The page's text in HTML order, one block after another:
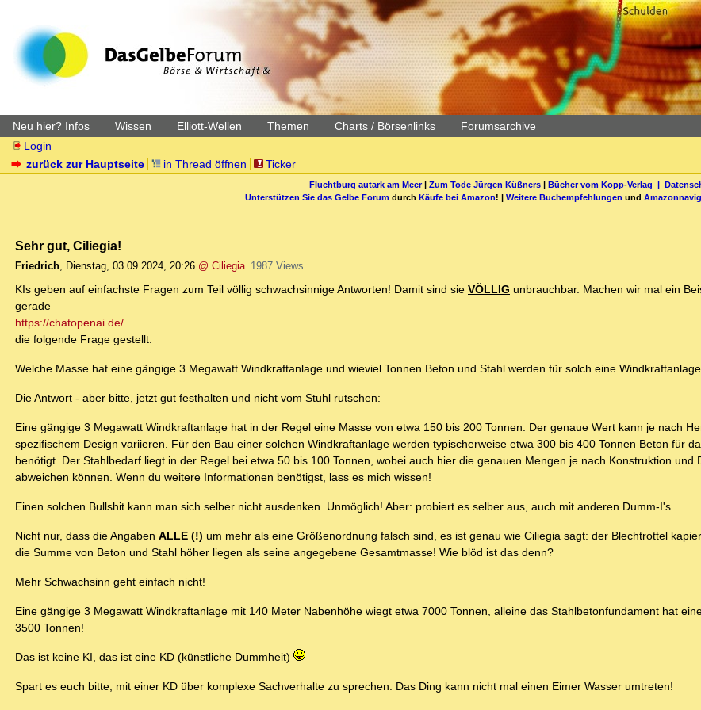
Neu hier? Infos Wissen Elliott-Wellen Themen Charts / Börsenlinks Forumsarchive
Login
zurück zur Hauptseite
in Thread öffnen Ticker
Fluchtburg autark am Meer| Zum Tode Jürgen Küßners| Bücher vom Kopp-Verlag |
Unterstützen Sie das Gelbe Forum durch Käufe bei Amazon! | Weitere Buchempfehlungen und
Sehr gut, Ciliegia!
Friedrich, Dienstag, 03.09.2024, 20:26 @ Ciliegia 1987 Views
KIs geben auf einfachste Fragen zum Teil völlig schwachsinnige Antworten! Damit sind sie VÖLLIG unbrauchbar. Machen wir mal ein
gerade
https://chatopenai.de/
die folgende Frage gestellt:
Welche Masse hat eine gängige 3 Megawatt Windkraftanlage und wieviel Tonnen Beton und Stahl werden für solch eine
Die Antwort - aber bitte, jetzt gut festhalten und nicht vom Stuhl rutschen:
Eine gängige 3 Megawatt Windkraftanlage hat in der Regel eine Masse von etwa 150 bis 200 Tonnen. Der genaue Wert kann je nach
spezifischem Design variieren. Für den Bau einer solchen Windkraftanlage werden typischerweise etwa 300 bis 400 Tonnen Beton für
benötigt. Der Stahlbedarf liegt in der Regel bei etwa 50 bis 100 Tonnen, wobei auch hier die genauen Mengen je nach Konstruktion und
abweichen können. Wenn du weitere Informationen benötigst, lass es mich wissen!
Einen solchen Bullshit kann man sich selber nicht ausdenken. Unmöglich! Aber: probiert es selber aus, auch mit anderen Dumm-I's.
Nicht nur, dass die Angaben ALLE (!) um mehr als eine Größenordnung falsch sind, es ist genau wie Ciliegia sagt: der Blechtrottel
die Summe von Beton und Stahl höher liegen als seine angegebene Gesamtmasse! Wie blöd ist das denn?
Mehr Schwachsinn geht einfach nicht!
Eine gängige 3 Megawatt Windkraftanlage mit 140 Meter Nabenhöhe wiegt etwa 7000 Tonnen, alleine das Stahlbetonfundament hat
3500 Tonnen!
Das ist keine KI, das ist eine KD (künstliche Dummheit)
Spart es euch bitte, mit einer KD über komplexe Sachverhalte zu sprechen. Das Ding kann nicht mal einen Eimer Wasser umtreten!